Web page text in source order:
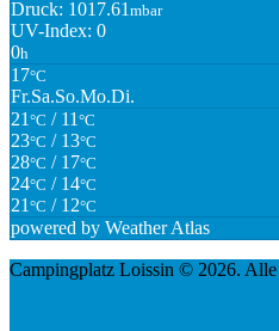
Druck: 1017.61 mbar
UV-Index: 0
0h
17°C
Fr.Sa.So.Mo.Di.
21 °C / 11 °C
23°C / 13°C
28°C / 17°C
24°C / 14°C
21 °C / 12°C
powered by Weather Atlas
Campingplatz Loissin © 2026. Alle